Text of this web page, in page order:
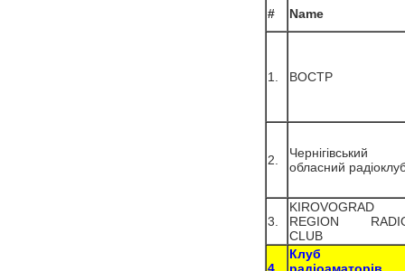
# Name
1. ВОСТР
2.
Чернігівський
обласний
3.
KIROVOGRAD
REGION
CLUB
Клуб